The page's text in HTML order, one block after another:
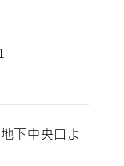
下中央口よ